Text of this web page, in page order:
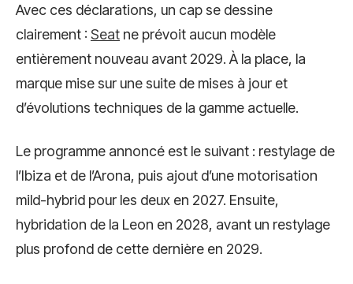
Avec ces déclarations, un cap se dessine
clairement : Seat ne prévoit aucun modèle
entièrement nouveau avant 2029. À la place, la
marque mise sur une suite de mises à jour et
d’évolutions techniques de la gamme actuelle.
Le programme annoncé est le suivant : restylage de
l’Ibiza et de l’Arona, puis ajout d’une motorisation
mild-hybrid pour les deux en 2027. Ensuite,
hybridation de la Leon en 2028, avant un restylage
plus profond de cette dernière en 2029.